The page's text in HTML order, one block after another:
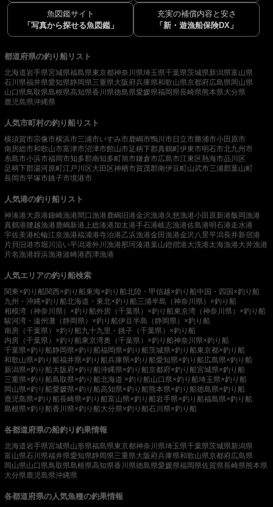
魚図鑑サイト
「写真から探せる魚図鑑」
充実の補償内容と安さ
「新・遊漁船保険DX」
都道府県の釣り船リスト
北海道岩手県宮城県福島県東京都神奈川県埼玉県千葉県茨城県新潟県富山県
石川県福井県愛知県静岡県三重県大阪府兵庫県和歌山県京都府広島県岡山県
山口県鳥取県島根県高知県香川県徳島県愛媛県福岡県長崎県熊本県大分県
鹿児島県沖縄県
人気市町村の釣り船リスト
横須賀市宗像市横浜市三浦市いすみ市鹿嶋市鴨川市日立市勝浦市小田原市
南房総市和歌山市富津市沼津市館山市足柄下郡真鶴町伊東市明石市北九州市
糸島市小浜市福岡市知多郡南知多町旭市鎌倉市広島市江東区熱海市品川区
足柄下郡湯河原町江戸川区大田区神栖市賀茂郡南伊豆町山武市三浦郡葉山町
長岡市平塚市銚子市境港市
人気港の釣り船リスト
神湊港大原港鐘崎漁港間口漁港 鹿嶋旧港金沢漁港久慈漁港小田原新港飯岡漁港
真鶴港腰越漁港 鹿嶋新港 上総湊港加太港手石港岐志漁港佐島港明石港走水港
宇佐美港松輪江奈漁港福浦港寺泊港乙浜漁港金田漁港金沢八景平潟長井新宿港
片貝旧港市堀川沿い平潟港外川漁港那珂湊港葉山鐙摺港大洗港太海漁港大井漁港
片名漁港姪浜漁港波崎港西津漁港
人気エリアの釣り船検索
関東×釣り船関西×釣り船東海×釣り船北陸・甲信越×釣り船中国・四国×釣り船
九州・沖縄×釣り船北海道・東北×釣り船三浦半島（神奈川県）×釣り船
相模湾（神奈川県）×釣り船外房（千葉県）×釣り船東京湾（神奈川県）×釣り船
駿河湾・遠州灘（静岡県）×釣り船伊豆半島（静岡県）×釣り船
南房（千葉県）×釣り船九十九里・銚子（千葉県）×釣り船
内房（千葉県）×釣り船東京湾奥（千葉県）×釣り船神奈川県×釣り船
千葉県×釣り船静岡県×釣り船福岡県×釣り船茨城県×釣り船東京都×釣り船
和歌山県×釣り船福井県×釣り船兵庫県×釣り船愛知県×釣り船広島県×釣り船
新潟県×釣り船大阪府×釣り船沖縄県×釣り船京都府×釣り船宮城県×釣り船
三重県×釣り船鳥取県×釣り船北海道 ×釣り船山口県×釣り船埼玉県×釣り船
岡山県×釣り船愛媛県×釣り船高知県×釣り船熊本県×釣り船徳島県×釣り船
鹿児島県×釣り船長崎県×釣り船富山県×釣り船岩手県×釣り船福島県×釣り船
島根県×釣り船香川県×釣り船大分県×釣り船石川県×釣り船
各都道府県の船釣り釣果情報
北海道岩手県宮城県山形県福島県東京都神奈川県埼玉県千葉県茨城県新潟県
富山県石川県福井県愛知県静岡県三重県大阪府兵庫県和歌山県京都府広島県
岡山県山口県鳥取県島根県高知県香川県徳島県愛媛県福岡県佐賀県長崎県熊本県
大分県 鹿児島県沖縄県
各都道府県の人気魚種の釣果情報